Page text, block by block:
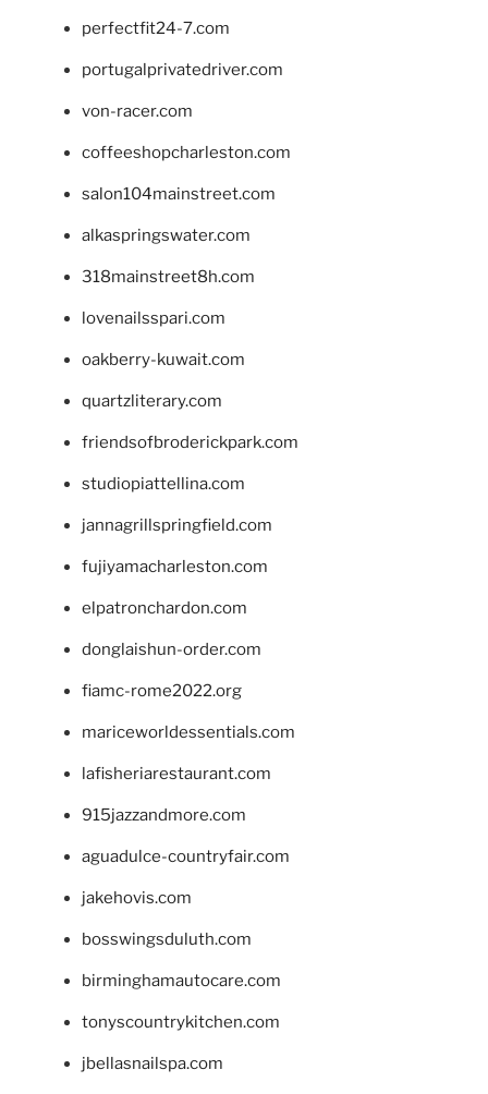
perfectfit24-7.com
portugalprivatedriver.com
von-racer.com
coffeeshopcharleston.com
salon104mainstreet.com
alkaspringswater.com
318mainstreet8h.com
lovenailsspari.com
oakberry-kuwait.com
quartzliterary.com
friendsofbroderickpark.com
studiopiattellina.com
jannagrillspringfield.com
fujiyamacharleston.com
elpatronchardon.com
donglaishun-order.com
fiamc-rome2022.org
mariceworldessentials.com
lafisheriarestaurant.com
915jazzandmore.com
aguadulce-countryfair.com
jakehovis.com
bosswingsduluth.com
birminghamautocare.com
tonyscountrykitchen.com
jbellasnailspa.com